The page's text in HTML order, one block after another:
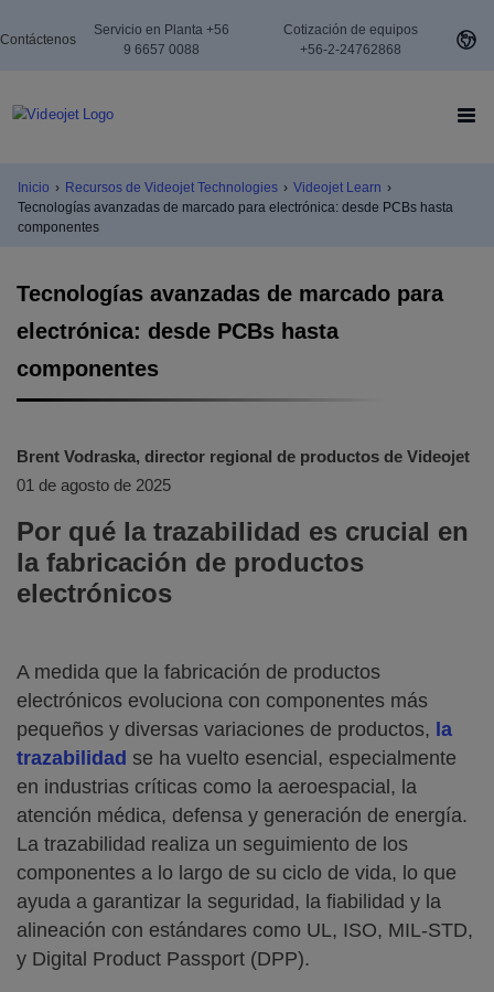
Contáctenos
Servicio en Planta +56
9 6657 0088
Cotización de equipos
+56-2-24762868
Inicio › Recursos de Videojet Technologies › Videojet Learn ›
Tecnologías avanzadas de marcado para electrónica: desde PCBs hasta
componentes
Tecnologías avanzadas de marcado para
electrónica: desde PCBs hasta
componentes
Brent Vodraska, director regional de productos de Videojet
01 de agosto de 2025
Por qué la trazabilidad es crucial en
la fabricación de productos
electrónicos
A medida que la fabricación de productos
electrónicos evoluciona con componentes más
pequeños y diversas variaciones de productos, la
trazabilidad se ha vuelto esencial, especialmente
en industrias críticas como la aeroespacial, la
atención médica, defensa y generación de energía.
La trazabilidad realiza un seguimiento de los
componentes a lo largo de su ciclo de vida, lo que
ayuda a garantizar la seguridad, la fiabilidad y la
alineación con estándares como UL, ISO, MIL-STD,
y Digital Product Passport (DPP).